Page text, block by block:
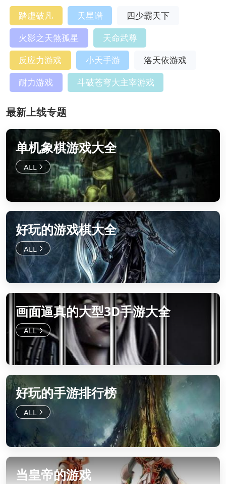
踏虚破凡 天星谱
四少霸天下
火影之天煞孤星
天命武尊
反应力游戏
小天手游
洛天依游戏
耐力游戏
斗破苍穹大主宰游戏
最新上线专题
单机象棋游戏大全
好玩的游戏棋大全
画面逼真的大型3D手游大全
好玩的手游排行榜
当皇帝的游戏